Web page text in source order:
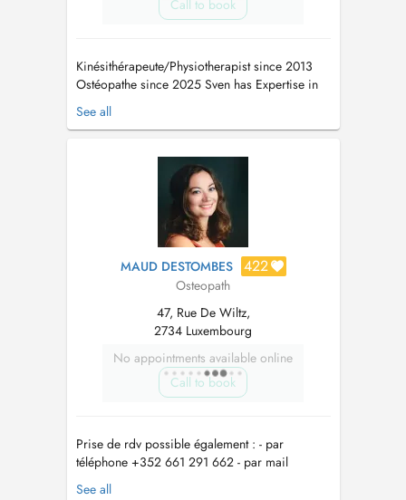
Call to book
Kinésithérapeute/Physiotherapist since 2013
Ostéopathe since 2025 Sven has Expertise in
these Areas: - Ostéopathie - Orthopedic and
Traumatology Physiotherapy - Pre- & Post
- Functional Flossing - Fascial & Visceral
Therapy - Manual Thera...
See all
MAUD DESTOMBES 422
Osteopath
47, Rue De Wiltz,
2734 Luxembourg
No appointments available online
Call to book
Prise de rdv possible également : - par
téléphone +352 661 291 662 - par mail
mdestombes.osteopathe@gmail.com
See all